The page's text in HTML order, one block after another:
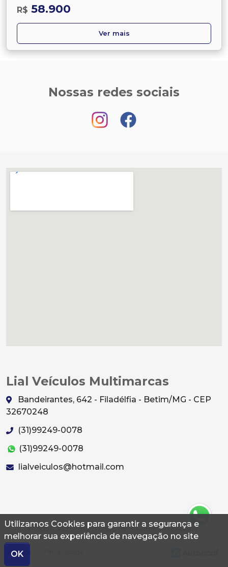
Utilizamos Cookies para garantir a segurança e
melhorar sua experiência de navegação no site
OK
R$ 58.900
Ver mais
Nossas redes sociais
Lial Veículos Multimarcas
Bandeirantes, 642 - Filadélfia - Betim/MG - CEP
32670248
(31)99249-0078
(31)99249-0078
lialveiculos@hotmail.com
© 2026 Autoconf. Todos os direitos reservados.
Termos